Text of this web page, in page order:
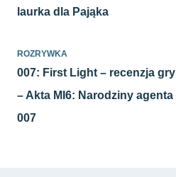
laurka dla Pająka
ROZRYWKA
007: First Light – recenzja gry
– Akta MI6: Narodziny agenta
007